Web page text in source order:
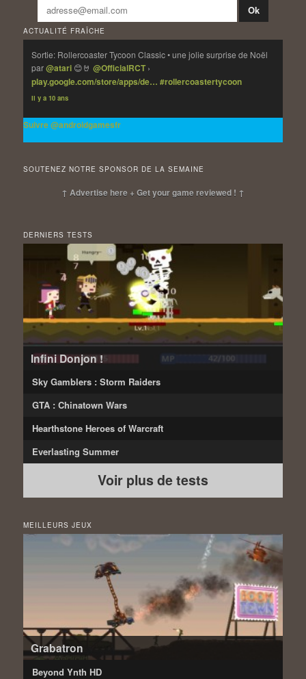
ACTUALITÉ FRAÎCHE
Sortie: Rollercoaster Tycoon Classic • une jolie surprise de Noël
par@atari 😊🤘@OfficialRCT ›
play.google.com/store/apps/de… #rollercoastertycoon
Il y a 10 ans
Suivre @androidgamesfr
SOUTENEZ NOTRE SPONSOR DE LA SEMAINE
↑ Advertise here + Get your game reviewed ! ↑
DERNIERS TESTS
Infini Donjon !
Sky Gamblers : Storm Raiders
GTA : Chinatown Wars
Hearthstone Heroes of Warcraft
Everlasting Summer
Voir plus de tests
MEILLEURS JEUX
Grabatron
Beyond Ynth HD